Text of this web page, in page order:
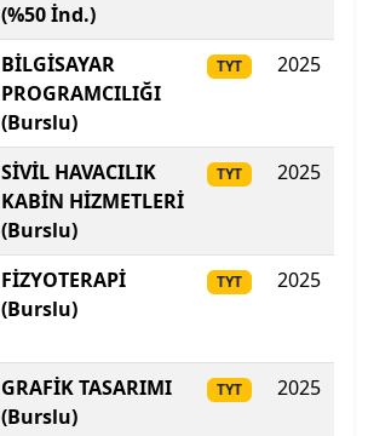
Bektaş Veli Üniversitesi
Halisdemir Üniversitesi
Üniversitesi
Kıbrıs Kampusu
Üniversitesi
Üniversitesi
(%50 İnd.)
BİLGİSAYAR
PROGRAMCILIĞI
(Burslu)
TYT 2025
SİVİL HAVACILIK
KABİN HİZMETLERİ
(Burslu)
TYT 2025
FİZYOTERAPİ
(Burslu)
TYT 2025
GRAFİK TASARIMI
(Burslu)
TYT 2025